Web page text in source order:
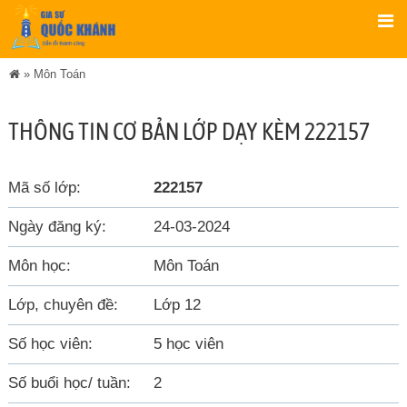
» Môn Toán
THÔNG TIN CƠ BẢN LỚP DẠY KÈM 222157
Mã số lớp: 222157
Ngày đăng ký: 24-03-2024
Môn học: Môn Toán
Lớp, chuyên đề: Lớp 12
Số học viên: 5 học viên
Số buổi học/ tuần: 2